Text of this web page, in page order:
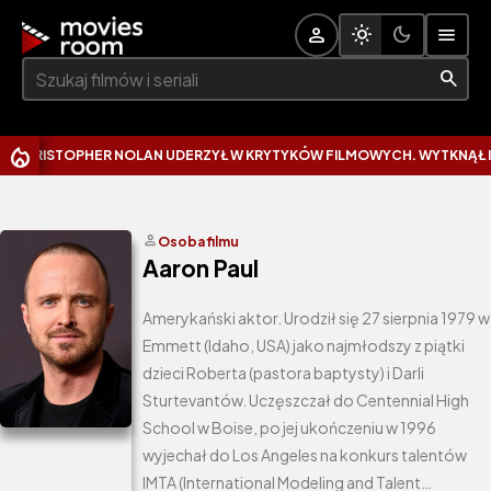
Szukaj:
NOLAN UDERZYŁ W KRYTYKÓW FILMOWYCH. WYTKNĄŁ IM
person Osoba filmu
Aaron Paul
Amerykański aktor. Urodził się 27 sierpnia 1979 w
Emmett (Idaho, USA) jako najmłodszy z piątki
dzieci Roberta (pastora baptysty) i Darli
Sturtevantów. Uczęszczał do Centennial High
School w Boise, po jej ukończeniu w 1996
wyjechał do Los Angeles na konkurs talentów
IMTA (International Modeling and Talent